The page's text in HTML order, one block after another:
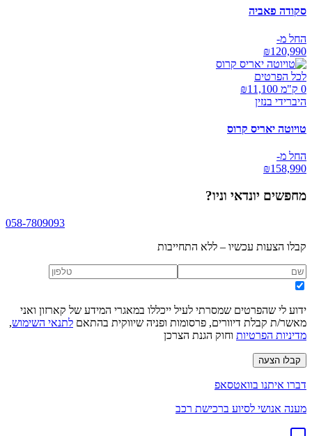
סקודה פאביה
החל מ-
₪120,990
לכל הפרטים
0 ק"מ ₪
11,100
היברידי בנזין
טויוטה יאריס קרוס
החל מ-
₪158,990
מחפשים יונדאי וניו?
058-7809093
קבלו הצעות עכשיו – ללא התחייבות
ידוע לי שהפרטים שמסרתי לעיל ייכללו במאגרי המידע של קארזון ואני
מאשר/ת קבלת דיוורים, פרסומות ופניה שיווקית בהתאם לתנאי השימוש,
מדיניות הפרטיות וחוק הגנת הצרכן
קבלו הצעה
דברו איתנו בוואטסאפ
מענה אנושי לסיוע ברכישת רכב